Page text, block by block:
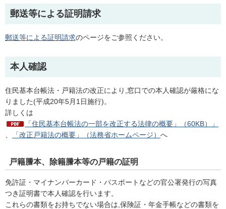
郵送等による証明請求
郵送等による証明請求のページをご参照ください。
本人確認
住民基本台帳法・戸籍法の改正により,窓口での本人確認が厳格にな
りました(平成20年5月1日施行)。
詳しくは
「住民基本台帳法の一部を改正する法律の概要」（60KB）」
「改正戸籍法の概要」（法務省ホームページ） へ
戸籍謄本、除籍謄本等の戸籍の証明
免許証・マイナンバーカード・パスポートなどの官公署発行の写真
つき証明書で本人確認を行います。
これらの書類をお持ちでない場合は,保険証・年金手帳などの書類を